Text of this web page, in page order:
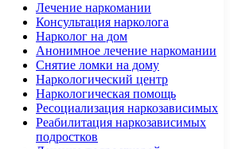
Лечение наркомании
Консультация нарколога
Нарколог на дом
Анонимное лечение наркомании
Снятие ломки на дому
Наркологический центр
Наркологическая помощь
Ресоциализация наркозависимых
Реабилитация наркозависимых
подростков